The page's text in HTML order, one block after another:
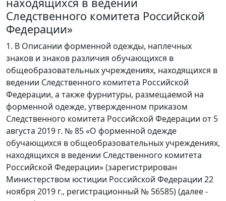
находящихся в ведении
Следственного комитета Российской
Федерации»
1. В Описании форменной одежды, наплечных
знаков и знаков различия обучающихся в
общеобразовательных учреждениях, находящихся в
ведении Следственного комитета Российской
Федерации, а также фурнитуры, размещаемой на
форменной одежде, утвержденном приказом
Следственного комитета Российской Федерации от 5
августа 2019 г. № 85 «О форменной одежде
обучающихся в общеобразовательных учреждениях,
находящихся в ведении Следственного комитета
Российской Федерации» (зарегистрирован
Министерством юстиции Российской Федерации 22
ноября 2019 г., регистрационный № 56585) (далее -